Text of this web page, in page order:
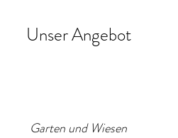
Unser Angebot
Garten und Wiesen